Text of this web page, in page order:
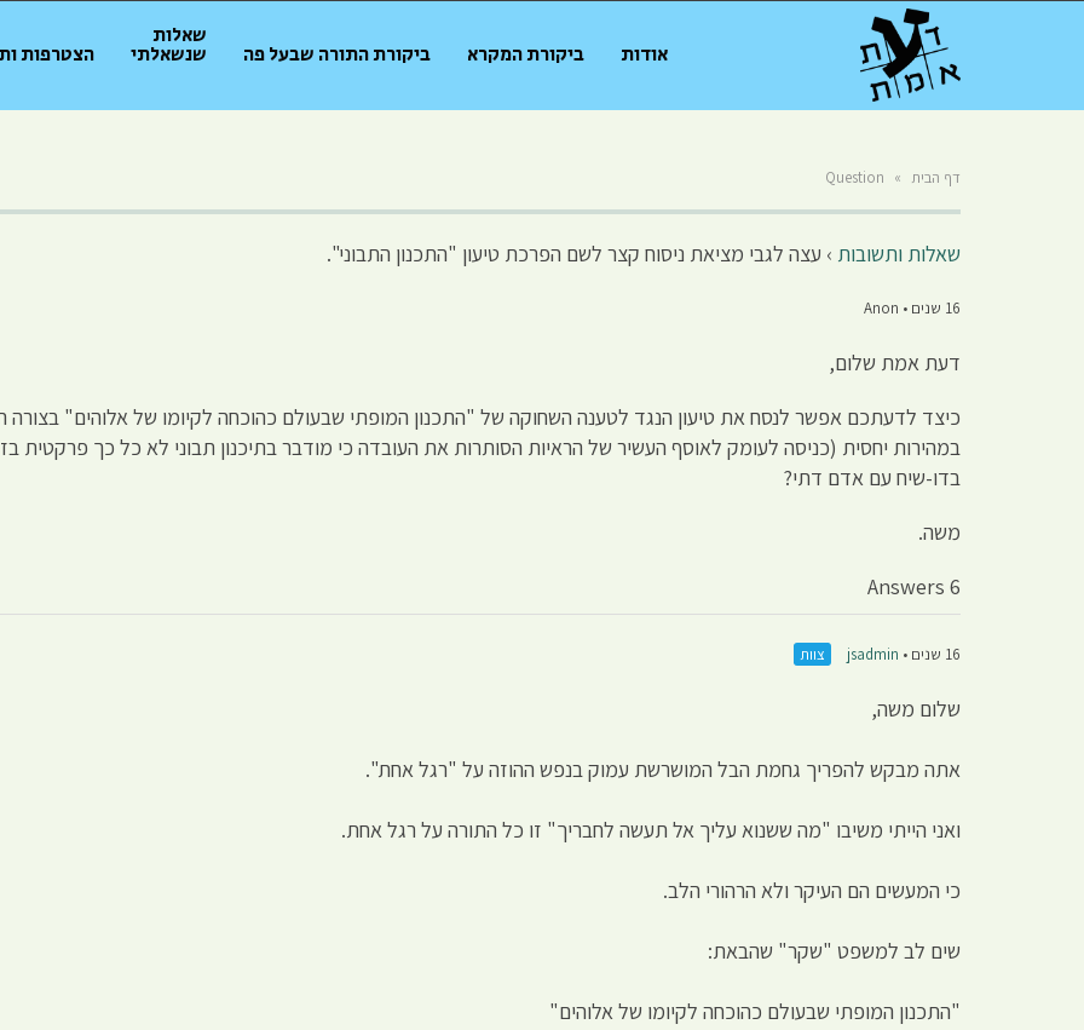
אודות ביקורת המקרא ביקורת התורה שבעל פה
שאלות
שנשאלתי הצטרפות
דף הבית »
Question
שאלות ותשובות › עצה לגבי מציאת ניסוח קצר לשם הפרכת טיעון "התכנון התבוני".
16 שנים • Anon
דעת אמת שלום,
כיצד לדעתכם אפשר לנסח את טיעון הנגד לטענה השחוקה של "התכנון המופתי שבעולם כהוכחה לקיומו של אלוהים"
במהירות יחסית (כניסה לעומק לאוסף העשיר של הראיות הסותרות את העובדה כי מודבר בתיכנון תבוני לא כל כך פרקטית
בדו-שיח עם אדם דתי?
משה.
6 Answers
16 שנים • jsadmin צוות
שלום משה,
אתה מבקש להפריך גחמת הבל המושרשת עמוק בנפש ההוזה על "רגל אחת".
ואני הייתי משיבו "מה ששנוא עליך אל תעשה לחבריך" זו כל התורה על רגל אחת.
כי המעשים הם העיקר ולא הרהורי הלב.
שים לב למשפט "שקר" שהבאת:
"התכנון המופתי שבעולם כהוכחה לקיומו של אלוהים"